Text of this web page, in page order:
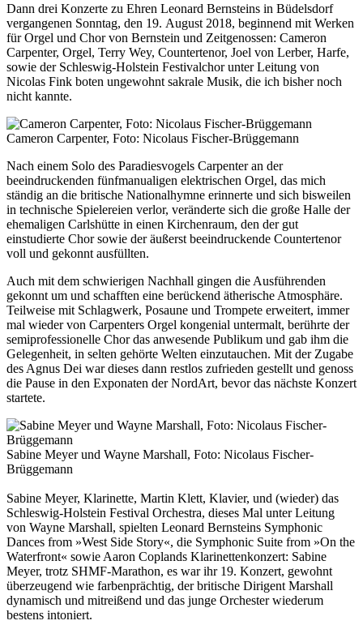
Dann drei Konzerte zu Ehren Leonard Bernsteins in Büdelsdorf
vergangenen Sonntag, den 19. August 2018, beginnend mit Werken
für Orgel und Chor von Bernstein und Zeitgenossen: Cameron
Carpenter, Orgel, Terry Wey, Countertenor, Joel von Lerber, Harfe,
sowie der Schleswig-Holstein Festivalchor unter Leitung von
Nicolas Fink boten ungewohnt sakrale Musik, die ich bisher noch
nicht kannte.
Cameron Carpenter, Foto: Nicolaus Fischer-Brüggemann
Nach einem Solo des Paradiesvogels Carpenter an der
beeindruckenden fünfmanualigen elektrischen Orgel, das mich
ständig an die britische Nationalhymne erinnerte und sich bisweilen
in technische Spielereien verlor, veränderte sich die große Halle der
ehemaligen Carlshütte in einen Kirchenraum, den der gut
einstudierte Chor sowie der äußerst beeindruckende Countertenor
voll und gekonnt ausfüllten.
Auch mit dem schwierigen Nachhall gingen die Ausführenden
gekonnt um und schafften eine berückend ätherische Atmosphäre.
Teilweise mit Schlagwerk, Posaune und Trompete erweitert, immer
mal wieder von Carpenters Orgel kongenial untermalt, berührte der
semiprofessionelle Chor das anwesende Publikum und gab ihm die
Gelegenheit, in selten gehörte Welten einzutauchen. Mit der Zugabe
des Agnus Dei war dieses dann restlos zufrieden gestellt und genoss
die Pause in den Exponaten der NordArt, bevor das nächste Konzert
startete.
Sabine Meyer und Wayne Marshall, Foto: Nicolaus Fischer-
Brüggemann
Sabine Meyer, Klarinette, Martin Klett, Klavier, und (wieder) das
Schleswig-Holstein Festival Orchestra, dieses Mal unter Leitung
von Wayne Marshall, spielten Leonard Bernsteins Symphonic
Dances from »West Side Story«, die Symphonic Suite from »On the
Waterfront« sowie Aaron Coplands Klarinettenkonzert: Sabine
Meyer, trotz SHMF-Marathon, es war ihr 19. Konzert, gewohnt
überzeugend wie farbenprächtig, der britische Dirigent Marshall
dynamisch und mitreißend und das junge Orchester wiederum
bestens intoniert.